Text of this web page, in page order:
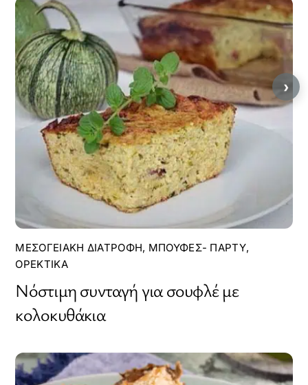
ΜΕΣΟΓΕΙΑΚΉ ΔΙΑΤΡΟΦΉ, ΜΠΟΥΦΈΣ- ΠΆΡΤΥ,
ΟΡΕΚΤΙΚΆ
Νόστιμη συνταγή για σουφλέ με
κολοκυθάκια
›